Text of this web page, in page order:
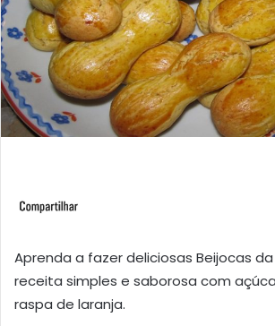
Aprenda a fazer deliciosas Beijocas
receita simples e saborosa com
raspa de laranja.